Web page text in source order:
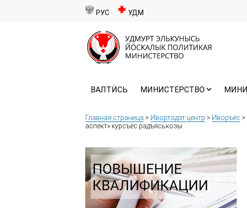
РУС УДМ
ВАЛТӤСЬ МИНИСТЕРСТВО
Главная страница > Ивортодэт центр > Иворъёс >
аспект» курсъёс радъяськозы